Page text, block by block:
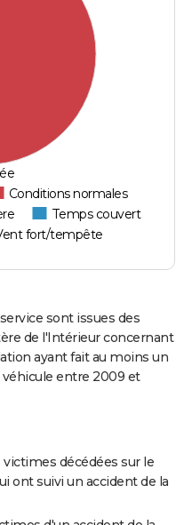
Conditions normales
Temps couvert
fort/tempête
sont issues des
de l'Intérieur concernant
ayant fait au moins un
entre 2009 et
décédées sur le
ont suivi un accident de la